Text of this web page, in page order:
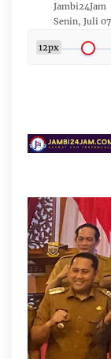
Jambi24Jam
Senin, Juli
12px